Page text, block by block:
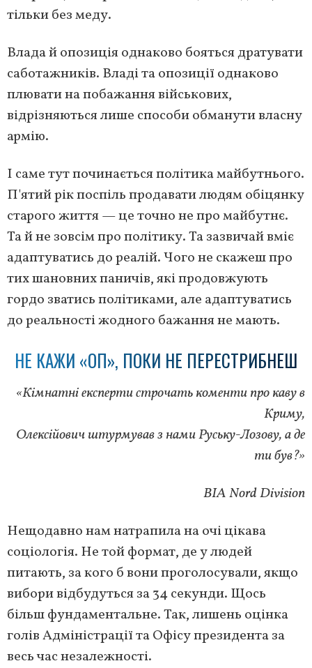
тільки без меду.
Влада й опозиція однаково бояться дратувати
саботажників. Владі та опозиції однаково
плювати на побажання військових,
відрізняються лише способи обманути власну
армію.
І саме тут починається політика майбутнього.
П'ятий рік поспіль продавати людям обіцянку
старого життя — це точно не про майбутнє.
Та й не зовсім про політику. Та зазвичай вміє
адаптуватись до реалій. Чого не скажеш про
тих шановних паничів, які продовжують
гордо зватись політиками, але адаптуватись
до реальності жодного бажання не мають.
НЕ КАЖИ «ОП», ПОКИ НЕ ПЕРЕСТРИБНЕШ
«Кімнатні експерти строчать коменти про каву в
Криму,
Олексійович штурмував з нами Руську-Лозову, а де
ти був?»
ВІА Nord Division
Нещодавно нам натрапила на очі цікава
соціологія. Не той формат, де у людей
питають, за кого б вони проголосували, якщо
вибори відбудуться за 34 секунди. Щось
більш фундаментальне. Так, лишень оцінка
голів Адміністрації та Офісу президента за
весь час незалежності.